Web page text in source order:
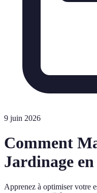
9 juin 2026
Comment
Jardinage
Apprenez à optimiser votre